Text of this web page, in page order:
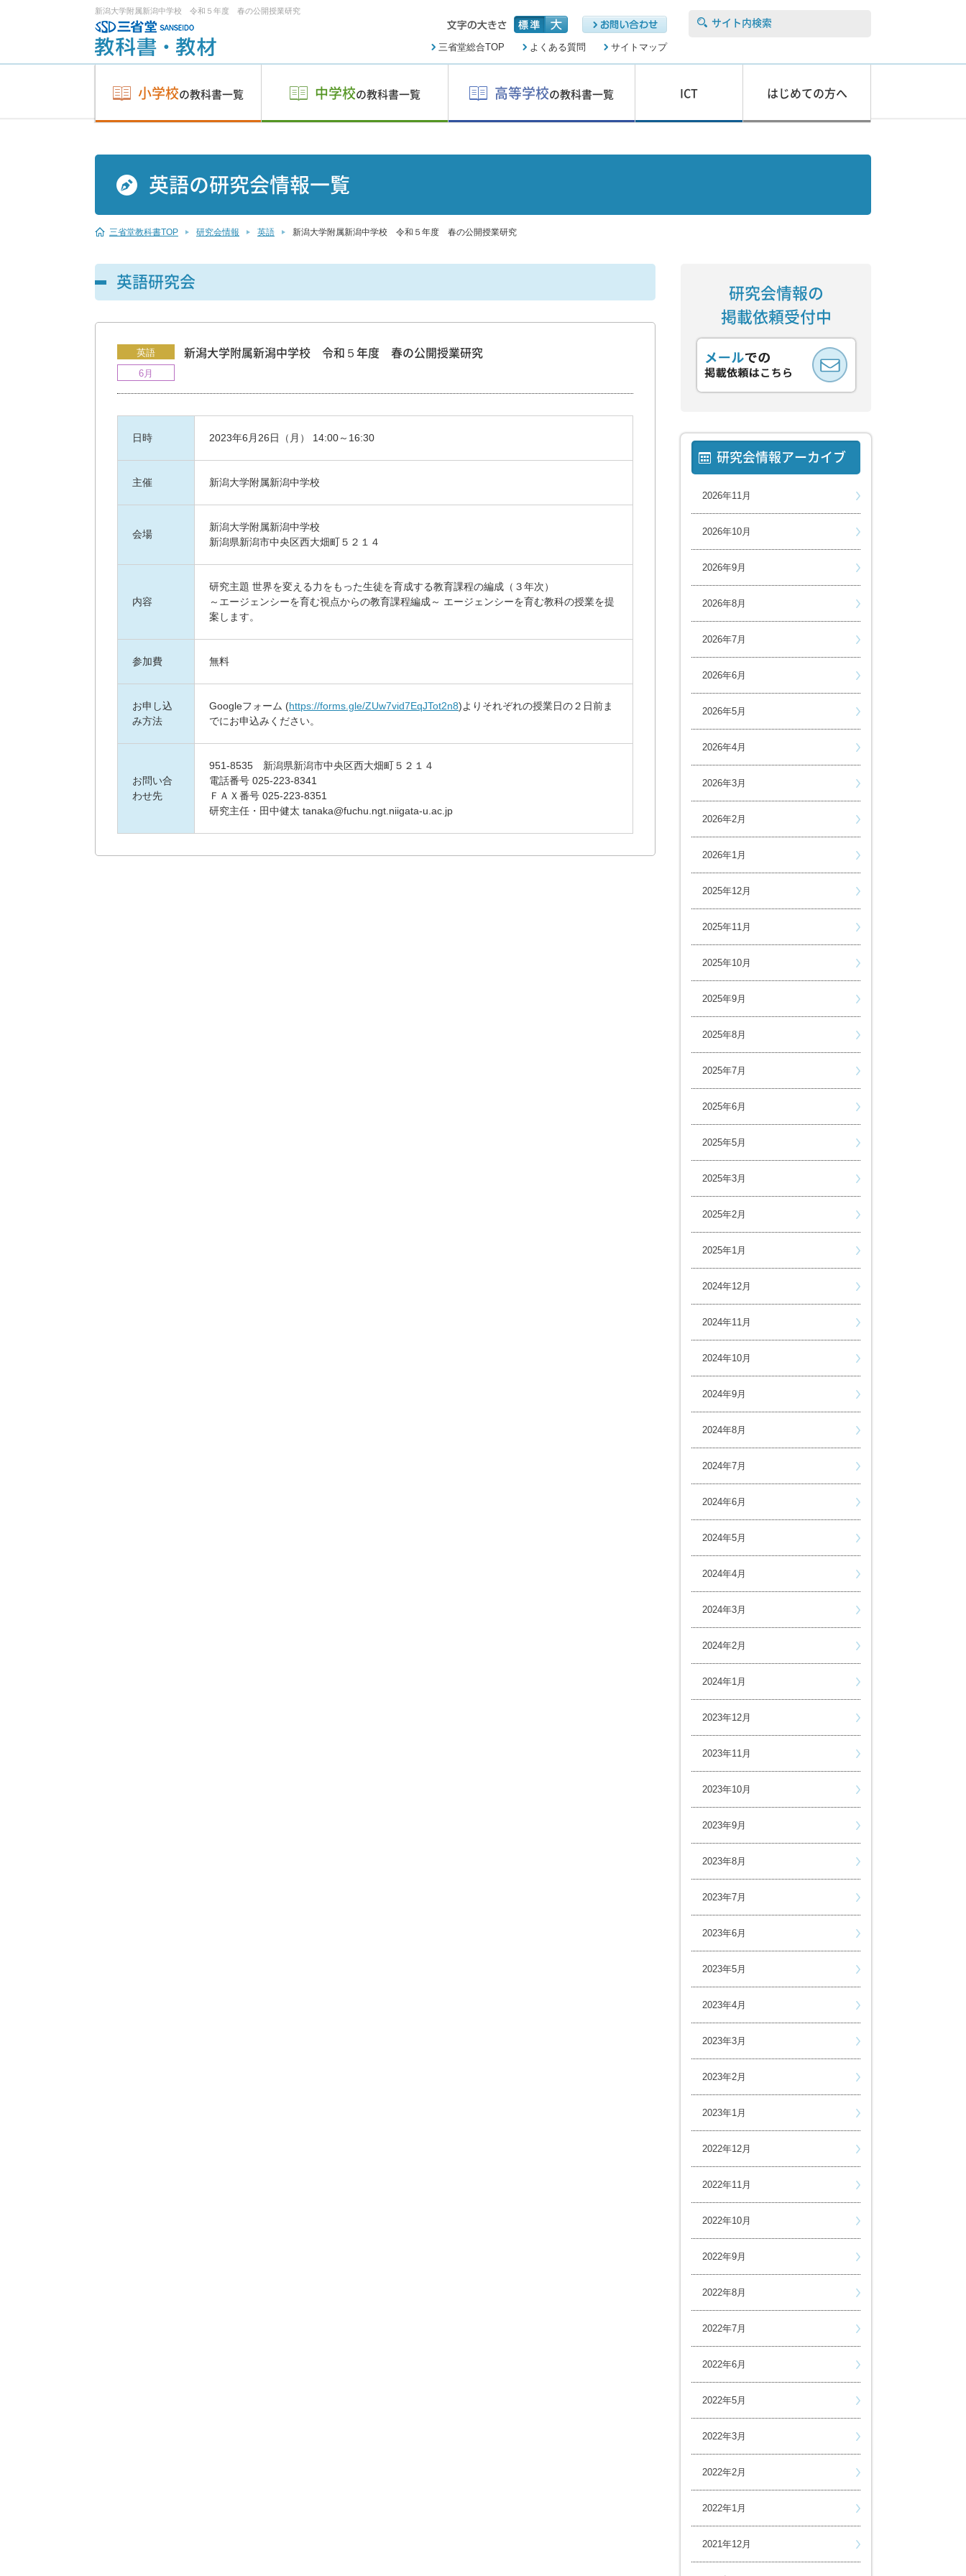
新潟大学附属新潟中学校 令和５年度 春の公開授業研究
サイト内検索
三省堂総合TOP よくある質問 サイトマップ
小学校の教科書一覧 中学校の教科書一覧 高等学校の教科書一覧 ICT はじめての方へ
英語の研究会情報一覧
三省堂教科書TOP 研究会情報 英語 新潟大学附属新潟中学校 令和５年度 春の公開授業研究
英語研究会
英語
6月
新潟大学附属新潟中学校 令和５年度 春の公開授業研究
日時 2023年6月26日（月） 14:00～16:30
主催 新潟大学附属新潟中学校
会場
新潟大学附属新潟中学校
新潟県新潟市中央区西大畑町５２１４
内容
研究主題 世界を変える力をもった生徒を育成する教育課程の編成（３年次）
～エージェンシーを育む視点からの教育課程編成～ エージェンシーを育む教科の授業を提
案します。
参加費 無料
お申し込
み方法
Googleフォーム (https://forms.gle/ZUw7vid7EqJTot2n8)よりそれぞれの授業日の２日前ま
でにお申込みください。
お問い合
わせ先
951-8535 新潟県新潟市中央区西大畑町５２１４
電話番号 025-223-8341
ＦＡＸ番号 025-223-8351
研究主任・田中健太 tanaka@fuchu.ngt.niigata-u.ac.jp
研究会情報の
掲載依頼受付中
研究会情報アーカイブ
2026年11月
2026年10月
2026年9月
2026年8月
2026年7月
2026年6月
2026年5月
2026年4月
2026年3月
2026年2月
2026年1月
2025年12月
2025年11月
2025年10月
2025年9月
2025年8月
2025年7月
2025年6月
2025年5月
2025年3月
2025年2月
2025年1月
2024年12月
2024年11月
2024年10月
2024年9月
2024年8月
2024年7月
2024年6月
2024年5月
2024年4月
2024年3月
2024年2月
2024年1月
2023年12月
2023年11月
2023年10月
2023年9月
2023年8月
2023年7月
2023年6月
2023年5月
2023年4月
2023年3月
2023年2月
2023年1月
2022年12月
2022年11月
2022年10月
2022年9月
2022年8月
2022年7月
2022年6月
2022年5月
2022年3月
2022年2月
2022年1月
2021年12月